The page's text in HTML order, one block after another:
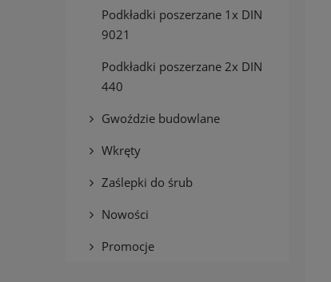
Podkładki poszerzane 1x DIN
9021
Podkładki poszerzane 2x DIN
440
Gwoździe budowlane
Wkręty
Zaślepki do śrub
Nowości
Promocje